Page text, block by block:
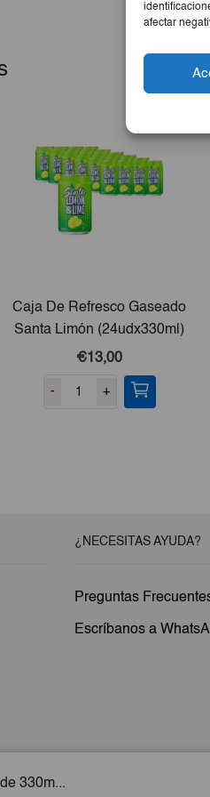
afectar
Caja De Refresco Gaseado
Santa Limón (24udx330ml)
€13,00
- +
¿NECESITAS AYUDA?
Preguntas
Escríbanos a
derechos reservados
330m...